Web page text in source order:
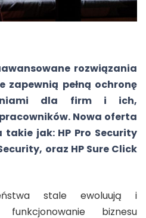
rozwiązania
zapewnią pełną ochronę
dla firm i ich,
Nowa oferta
jak: HP Pro Security
oraz HP Sure Click
stale ewoluują i
biznesu